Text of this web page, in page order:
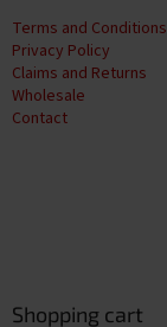
Terms and Conditions
Privacy Policy
Claims and Returns
Wholesale
Contact
Shopping cart